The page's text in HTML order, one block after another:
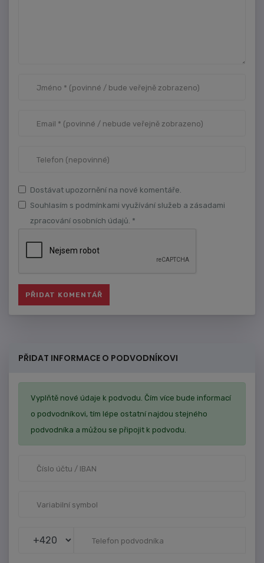
Dostávat upozornění na nové komentáře.
Souhlasím s podmínkami využívání služeb a zásadami
zpracování osobních údajů. *
PŘIDAT INFORMACE O PODVODNÍKOVI
Vyplňtě nové údaje k podvodu. Čím více bude informací
o podvodníkovi, tím lépe ostatní najdou stejného
podvodníka a můžou se připojit k podvodu.